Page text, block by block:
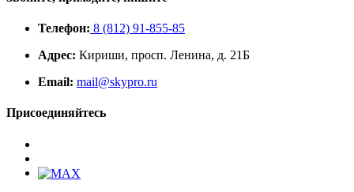
Телефон: 8 (812) 91-855-85
Адрес: Кириши, просп. Ленина, д. 21Б
Email: mail@skypro.ru
Присоединяйтесь